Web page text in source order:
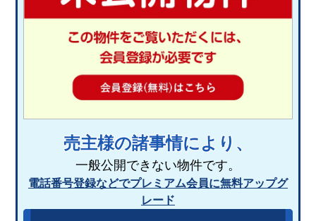
売主様の諸事情により、
一般公開できない物件です。
電話番号登録などでプレミアム会員に無料アップグ
レード